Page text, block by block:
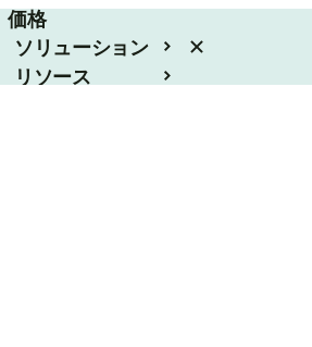
価格
ソリューション
リソース